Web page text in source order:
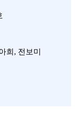
희, 전보미